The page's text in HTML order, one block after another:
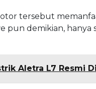
tersebut
pun demikian,
Aletra L7 Resmi